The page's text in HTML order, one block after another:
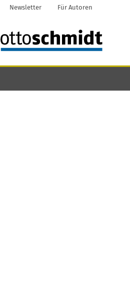
Newsletter Für Autoren